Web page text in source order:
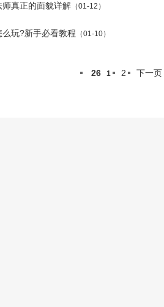
真正的面貌详解 （01-12）
玩?新手必看教程 （01-10）
26 1 2 下一页